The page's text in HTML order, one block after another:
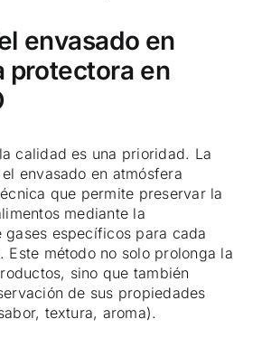
envasado en
protectora en
la calidad es una prioridad. La
envasado en atmósfera
que permite preservar la
mediante la
gases específicos para cada
Este método no solo prolonga la
sino que también
de sus propiedades
textura, aroma).